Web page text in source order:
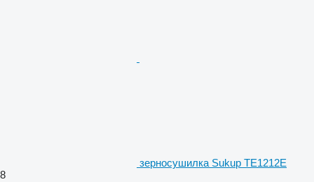
зерносушилка Sukup TE1212E
8